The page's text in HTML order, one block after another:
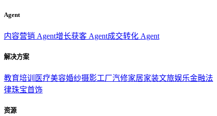
Agent
内容营销 Agent增长获客 Agent成交转化 Agent
解决方案
教育培训 医疗美容婚纱摄影工厂汽修家居家装文旅娱乐金融法
律珠宝首饰
资源